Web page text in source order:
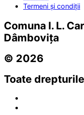
Termeni și condiții
Comuna I. L.
Dâmbovița
© 2026
Toate